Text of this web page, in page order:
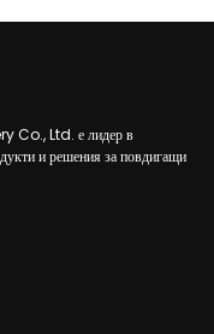
Co., Ltd. е лидер в
и решения за повдигащи